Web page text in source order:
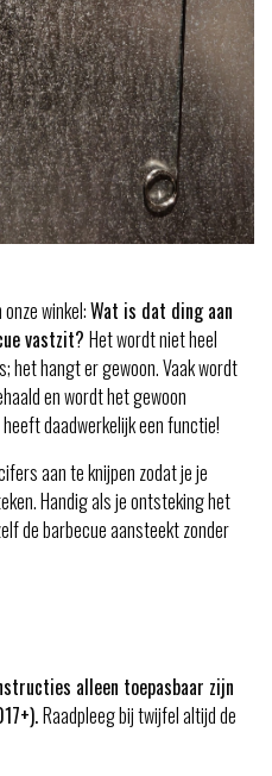
winkel:Wat is dat ding aan
vastzit? Het wordt niet heel
het hangt er gewoon. Vaak wordt
en wordt het gewoon
daadwerkelijk een functie!
aan te knijpen zodat je je
Handig als je ontsteking het
de barbecue aansteekt zonder
alleen toepasbaar zijn
Raadpleeg bij twijfel altijd de